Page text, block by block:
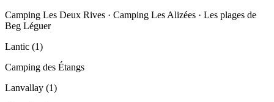
Camping Les Deux Rives · Camping Les Alizées · Les plages de
Beg Léguer
Lantic (1)
Camping des Étangs
Lanvallay (1)